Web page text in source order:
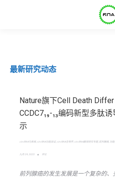
最新研究动态
Nature旗下Cell Death
CCDC7₁₉-₁₃编码新型多肽
示
circRNA与疾病 circRNA功能验证 circRNA生物学 circRNA翻译研究专题 前列腺癌 功能
九月 29, 2025 评论
前列腺癌的发生发展是一个复杂的、